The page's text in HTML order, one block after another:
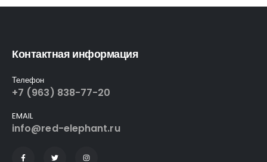
Контактная информация
Телефон
+7 (963) 838-77-20
EMAIL
info@red-elephant.ru